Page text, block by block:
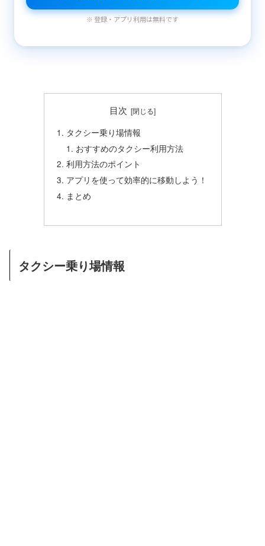
※ 登録・アプリ利用は無料です
目次
タクシー乗り場情報
おすすめのタクシー利用方法
利用方法のポイント
アプリを使って効率的に移動しよう！
まとめ
タクシー乗り場情報